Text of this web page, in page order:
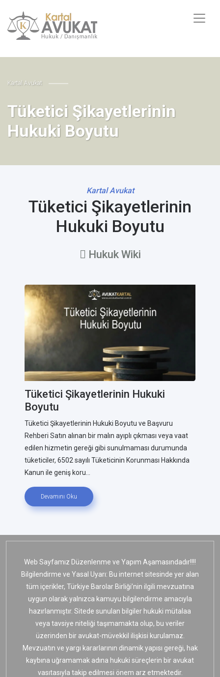
Kartal Avukat
Tüketici Şikayetlerinin
Hukuki Boyutu
Kartal Avukat
Tüketici Şikayetlerinin
Hukuki Boyutu
Hukuk Wiki
Tüketici Şikayetlerinin Hukuki
Boyutu
Tüketici Şikayetlerinin Hukuki Boyutu ve Başvuru
Rehberi Satın alınan bir malın ayıplı çıkması veya vaat
edilen hizmetin gereği gibi sunulmaması durumunda
tüketiciler, 6502 sayılı Tüketicinin Korunması Hakkında
Kanun ile geniş koru...
Devamını Oku
Web Sayfamız Düzenlenme ve Yapım Aşamasındadır!!!!
Bilgilendirme ve Yasal Uyarı: Bu internet sitesinde yer alan
tüm içerikler, Türkiye Barolar Birliği’nin ilgili mevzuatına
uygun olarak yalnızca kamuyu bilgilendirme amacıyla
hazırlanmıştır. Sitede sunulan bilgiler hukuki mütalaa
veya tavsiye niteliği taşımamakta olup, bu veriler
üzerinden bir avukat-müvekkil ilişkisi kurulamaz.
Mevzuatın ve yargı kararlarının dinamik yapısı gereği, hak
kaybına uğramamak adına hukuki süreçlerin bir avukat
vasıtasıyla takip edilmesi önem arz etmektedir.